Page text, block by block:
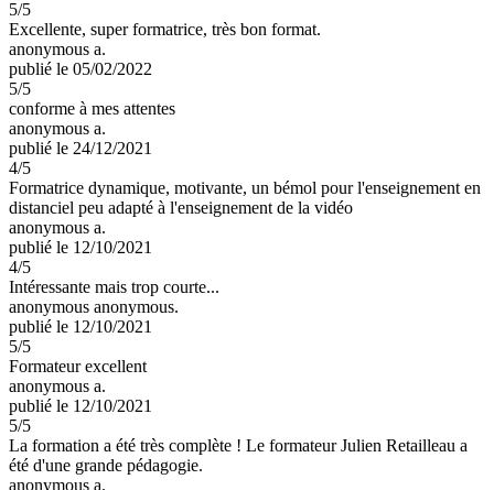
5/5
Excellente, super formatrice, très bon format.
anonymous a.
publié le 05/02/2022
5/5
conforme à mes attentes
anonymous a.
publié le 24/12/2021
4/5
Formatrice dynamique, motivante, un bémol pour l'enseignement en
distanciel peu adapté à l'enseignement de la vidéo
anonymous a.
publié le 12/10/2021
4/5
Intéressante mais trop courte...
anonymous anonymous.
publié le 12/10/2021
5/5
Formateur excellent
anonymous a.
publié le 12/10/2021
5/5
La formation a été très complète ! Le formateur Julien Retailleau a
été d'une grande pédagogie.
anonymous a.